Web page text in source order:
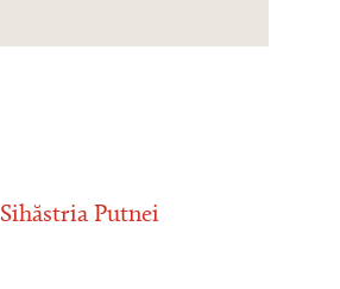
Sihăstria Putnei